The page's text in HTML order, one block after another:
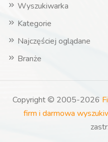
Wyszukiwarka
Kategorie
Najczęściej oglądane
Branże
Copyright © 2005-2026
firm i darmowa